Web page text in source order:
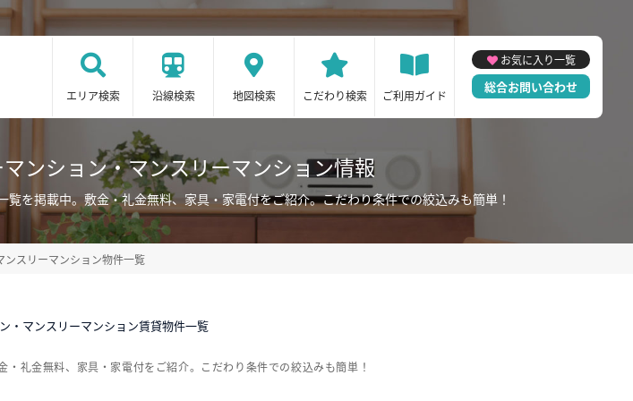
エリア検索 沿線検索 地図検索 こだわり検索 ご利用ガイド
お気に入り一覧
総合お問い合わせ
ンション・マンスリーマンション情報
を掲載中。敷金・礼金無料、家具・家電付をご紹介。こだわり条件での絞込みも簡単！
スリーマンション物件一覧
・マンスリーマンション賃貸物件一覧
礼金無料、家具・家電付をご紹介。こだわり条件での絞込みも簡単！